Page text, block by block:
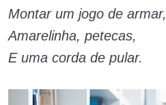
Montar um jogo de armar,
Amarelinha, petecas,
E uma corda de pular.